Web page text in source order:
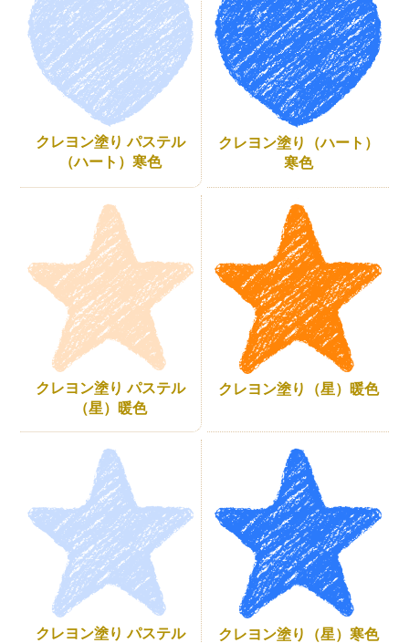
クレヨン塗り パステル
（ハート）寒色
クレヨン塗り（ハート）
寒色
クレヨン塗り パステル
（星）暖色
クレヨン塗り（星）暖色
クレヨン塗り パステル
クレヨン塗り（星）寒色